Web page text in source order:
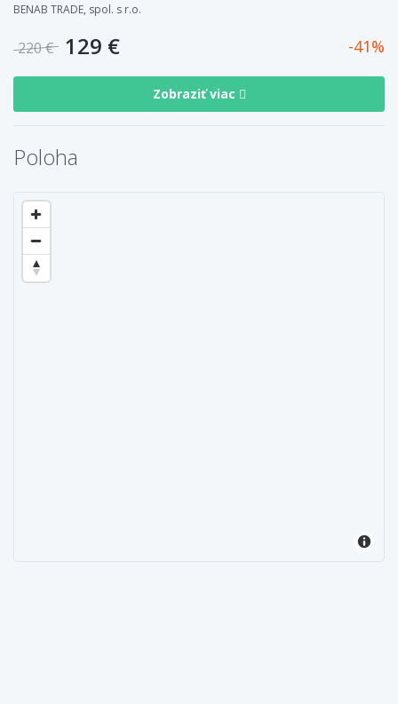
BENAB TRADE, spol. s r.o.
220 € 129 € 41
Zobraziť viac
Poloha